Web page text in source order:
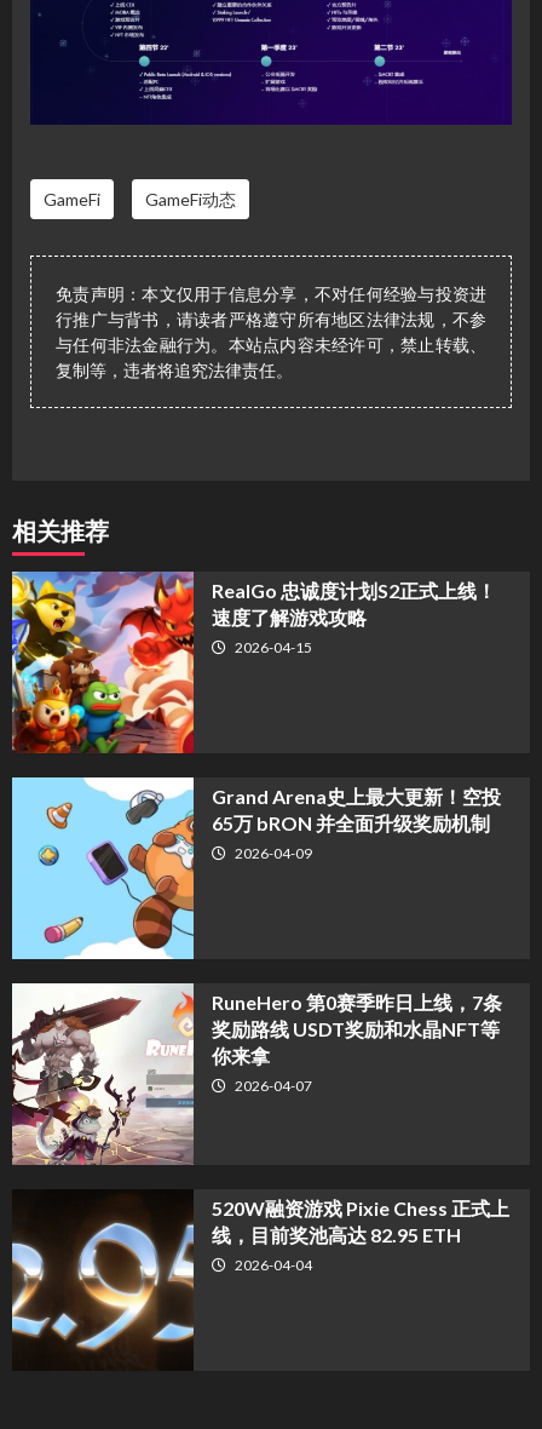
GameFi GameFi动态
免责声明：本文仅用于信息分享，不对任何经验与投资进
行推广与背书，请读者严格遵守所有地区法律法规，不参
与任何非法金融行为。本站点内容未经许可，禁止转载、
复制等，违者将追究法律责任。
相关推荐
​RealGo 忠诚度计划S2正式上线！
速度了解游戏攻略
2026-04-15
Grand Arena史上最大更新！空投
65万 bRON 并全面升级奖励机制
2026-04-09
RuneHero 第0赛季昨日上线，7条
奖励路线 USDT奖励和水晶NFT等
你来拿
2026-04-07
520W融资游戏 Pixie Chess 正式上
线，目前奖池高达 82.95 ETH
2026-04-04